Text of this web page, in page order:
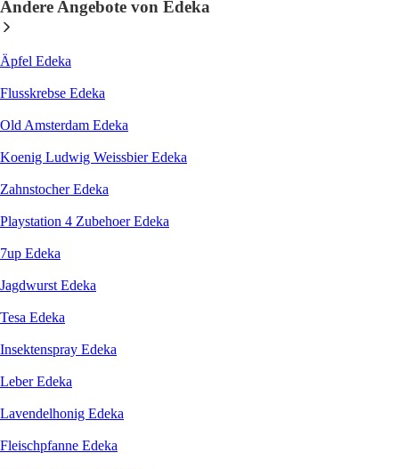
Andere Angebote von Edeka
Äpfel Edeka
Flusskrebse Edeka
Old Amsterdam Edeka
Koenig Ludwig Weissbier Edeka
Zahnstocher Edeka
Playstation 4 Zubehoer Edeka
7up Edeka
Jagdwurst Edeka
Tesa Edeka
Insektenspray Edeka
Leber Edeka
Lavendelhonig Edeka
Fleischpfanne Edeka